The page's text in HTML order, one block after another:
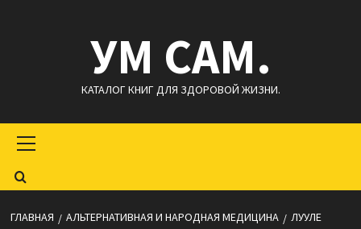
УМ САМ.
КАТАЛОГ КНИГ ДЛЯ ЗДОРОВОЙ ЖИЗНИ.
меню
ГЛАВНАЯ АЛЬТЕРНАТИВНАЯ И НАРОДНАЯ МЕДИЦИНА
ЛУУЛЕ